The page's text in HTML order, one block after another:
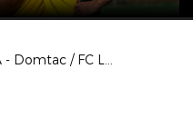
4e tour CGCA - Domtac / FC Lyon - Alain Chenevière